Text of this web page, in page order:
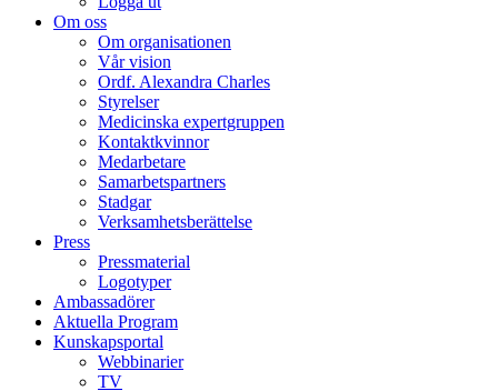
Om oss
Om organisationen
Vår vision
Ordf. Alexandra Charles
Styrelser
Medicinska expertgruppen
Kontaktkvinnor
Medarbetare
Samarbetspartners
Stadgar
Verksamhetsberättelse
Press
Pressmaterial
Logotyper
Ambassadörer
Aktuella Program
Kunskapsportal
Webbinarier
TV